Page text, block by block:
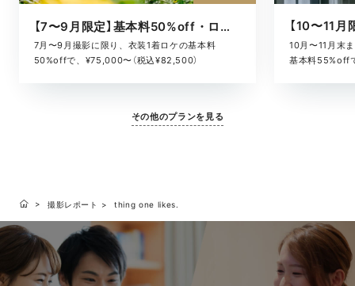
【7〜9月限定】基本料50%off・ロケキャンペーン
7月〜9月撮影に限り、衣装1着ロケの基本料
50%offで、¥75,000〜（税込¥82,500）
10月〜11月末
基本料55%off
その他のプランを見る
撮影レポート thing one likes.